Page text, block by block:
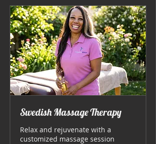
Swedish Massage Therapy
Relax and rejuvenate with a
customized massage session